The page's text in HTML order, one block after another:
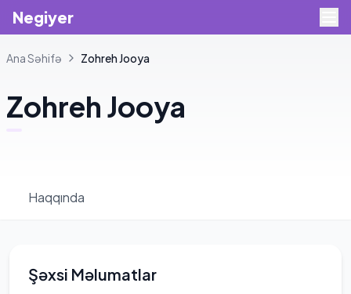
Negiyer
Ana Səhifə Zohreh Jooya
Zohreh Jooya
Haqqında
Şəxsi Məlumatlar